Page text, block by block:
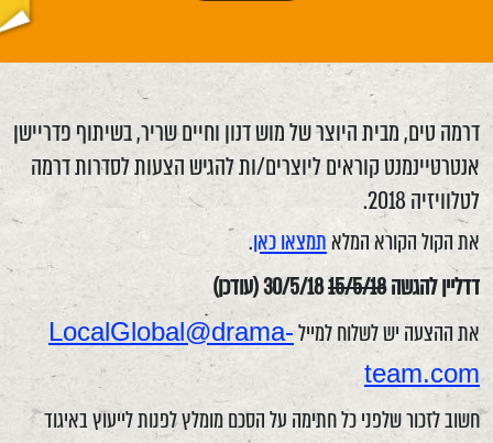
דרמה טים, מבית היוצר של מוש דנון וחיים שריר, בשיתוף פדריישן
אנטרטיינמנט קוראים ליוצרים/ות להגיש הצעות לסדרות דרמה
לטלוויזיה 2018.
את הקול הקורא המלאתמצאו כאן.
דדליין להגשה15/5/1830/5/18 (עודכן)
את ההצעה יש לשלוח למיילLocalGlobal@drama-
team.com
חשוב לזכור שלפני כל חתימה על הסכם מומלץ לפנות לייעוץ באיגוד